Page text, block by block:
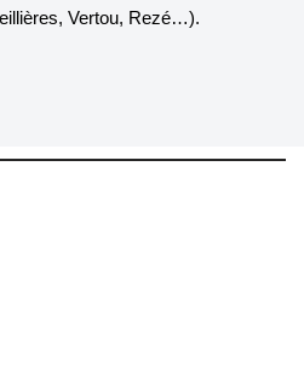
Vertou, Rezé…).